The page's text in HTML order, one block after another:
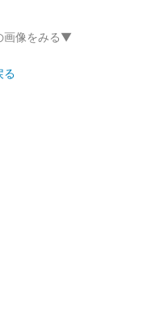
画像をみる▼
る